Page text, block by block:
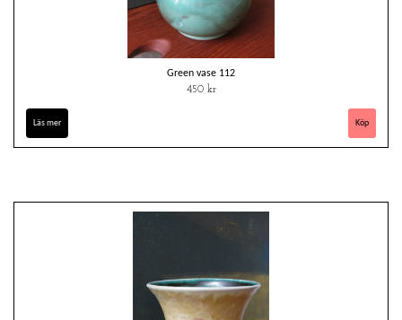
Green vase 112
450 kr
Läs mer